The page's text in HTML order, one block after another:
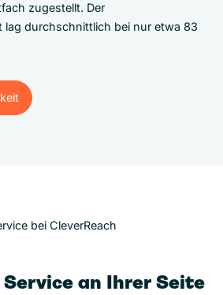
zugestellt. Der
lag durchschnittlich bei nur etwa 83
an Ihrer Seite